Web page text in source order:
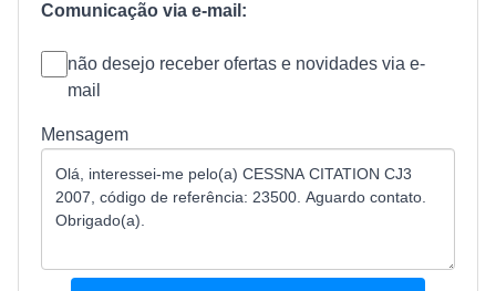
Comunicação via e-mail:
não desejo receber ofertas e novidades via e-
mail
Mensagem